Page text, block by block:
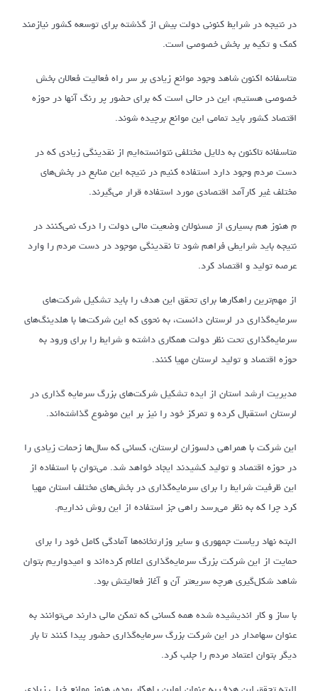
در نتیجه در شرایط کنونی دولت بیش از گذشته برای توسعه کشور نیازمند
کمک و تکیه بر بخش خصوصی است.
متاسفانه اکنون شاهد وجود موانع زیادی بر سر راه فعالیت فعالان بخش
خصوصی هستیم، این در حالی است که برای حضور پر رنگ آنها در حوزه
اقتصاد کشور باید تمامی این موانع برچیده شوند.
متاسفانه تاکنون به دلایل مختلفی نتوانسته‌ایم از نقدینگی زیادی که در
دست مردم وجود دارد استفاده کنیم در نتیجه این منابع در بخش‌های
مختلف غیر کارآمد اقتصادی مورد استفاده قرار می‌گیرند.
م هنوز هم بسیاری از مسئولان وضعیت مالی دولت را درک نمی‌کنند در
نتیجه باید شرایطی فراهم شود تا نقدینگی موجود در دست مردم را وارد
عرصه تولید و اقتصاد کرد.
از مهم‌ترین راهکارها برای تحقق این هدف را باید تشکیل شرکت‌های
سرمایه‌گذاری در لرستان دانست، به نحوی که این شرکت‌ها با هلدینگ‌های
سرمایه‌گذاری تحت نظر دولت همکاری داشته و شرایط را برای ورود به
حوزه اقتصاد و تولید لرستان مهیا کنند.
مدیریت ارشد استان از ایده تشکیل شرکت‌های بزرگ سرمایه گذاری در
لرستان استقبال کرده و تمرکز خود را نیز بر این موضوع گذاشته‌اند.
این شرکت با همراهی دلسوزان لرستان، کسانی که سال‌ها زحمات زیادی را
در حوزه اقتصاد و تولید کشیدند ایجاد خواهد شد. می‌توان با استفاده از
این ظرفیت شرایط را برای سرمایه‌گذاری در بخش‌های مختلف استان مهیا
کرد چرا که به نظر می‌رسد راهی جز استفاده از این روش نداریم.
البته نهاد ریاست جمهوری و سایر وزارتخانه‌ها آمادگی کامل خود را برای
حمایت از این شرکت بزرگ سرمایه‌گذاری اعلام کرده‌اند و امیدواریم بتوان
شاهد شکل‌گیری هرچه سریعتر آن و آغاز فعالیتش بود.
با ساز و کار اندیشیده شده همه کسانی که تمکن مالی دارند می‌توانند به
عنوان سهامدار در این شرکت بزرگ سرمایه‌گذاری حضور پیدا کنند تا بار
دیگر بتوان اعتماد مردم را جلب کرد.